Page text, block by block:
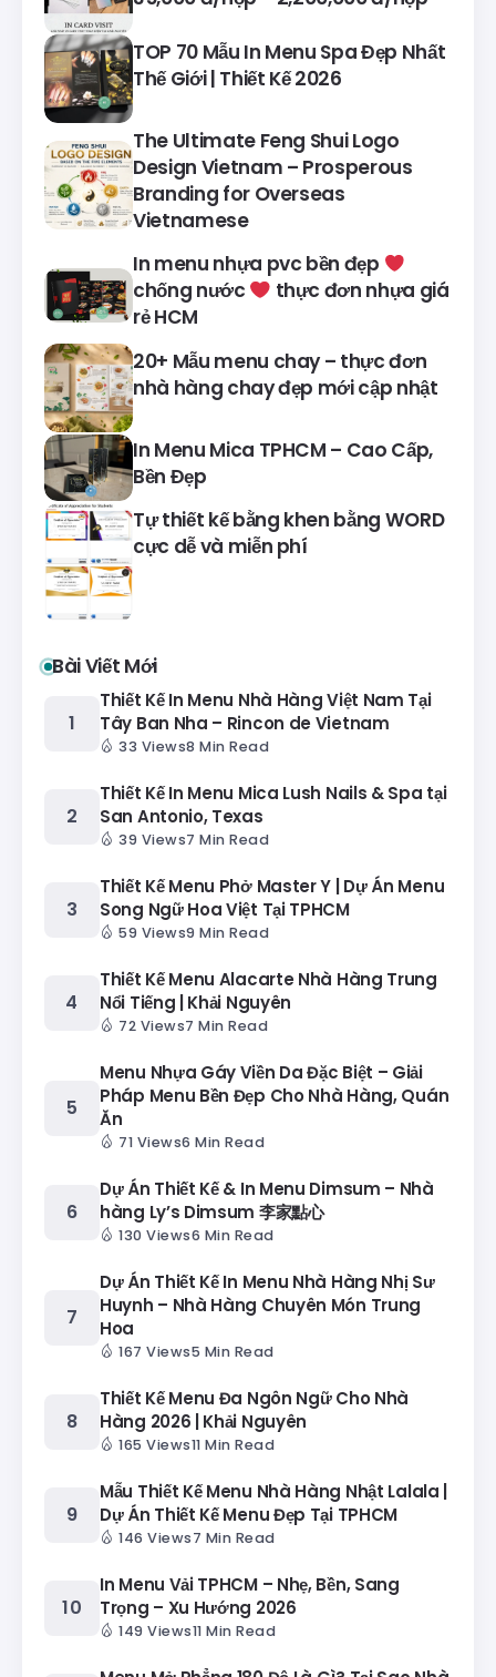
TOP 70 Mẫu In Menu Spa Đẹp Nhất
Thế Giới | Thiết Kế 2026
The Ultimate Feng Shui Logo
Design Vietnam – Prosperous
Branding for Overseas
Vietnamese
In menu nhựa pvc bền đẹp
chống nước
thực đơn nhựa giá
rẻ HCM
20+ Mẫu menu chay – thực đơn
nhà hàng chay đẹp mới cập nhật
In Menu Mica TPHCM – Cao Cấp,
Bền Đẹp
Tự thiết kế bằng khen bằng WORD
cực dễ và miễn phí
Bài Viết Mới
Thiết Kế In Menu Nhà Hàng Việt Nam Tại
Tây Ban Nha – Rincon de Vietnam
33 Views8 Min Read
Thiết Kế In Menu Mica Lush Nails & Spa tại
San Antonio, Texas
39 Views7 Min Read
Thiết Kế Menu Phở Master Y | Dự Án Menu
Song Ngữ Hoa Việt Tại TPHCM
59 Views9 Min Read
Thiết Kế Menu Alacarte Nhà Hàng Trung
Nổi Tiếng | Khải Nguyên
72 Views7 Min Read
Menu Nhựa Gáy Viền Da Đặc Biệt – Giải
Pháp Menu Bền Đẹp Cho Nhà Hàng, Quán
Ăn
71 Views6 Min Read
Dự Án Thiết Kế & In Menu Dimsum – Nhà
hàng Ly’s Dimsum 李家點心
130 Views6 Min Read
Dự Án Thiết Kế In Menu Nhà Hàng Nhị Sư
Huynh – Nhà Hàng Chuyên Món Trung
Hoa
167 Views5 Min Read
Thiết Kế Menu Đa Ngôn Ngữ Cho Nhà
Hàng 2026 | Khải Nguyên
165 Views11 Min Read
Mẫu Thiết Kế Menu Nhà Hàng Nhật Lalala |
Dự Án Thiết Kế Menu Đẹp Tại TPHCM
146 Views7 Min Read
In Menu Vải TPHCM – Nhẹ, Bền, Sang
Trọng – Xu Hướng 2026
149 Views11 Min Read